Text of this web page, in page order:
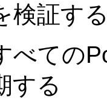
検証す
べての
する